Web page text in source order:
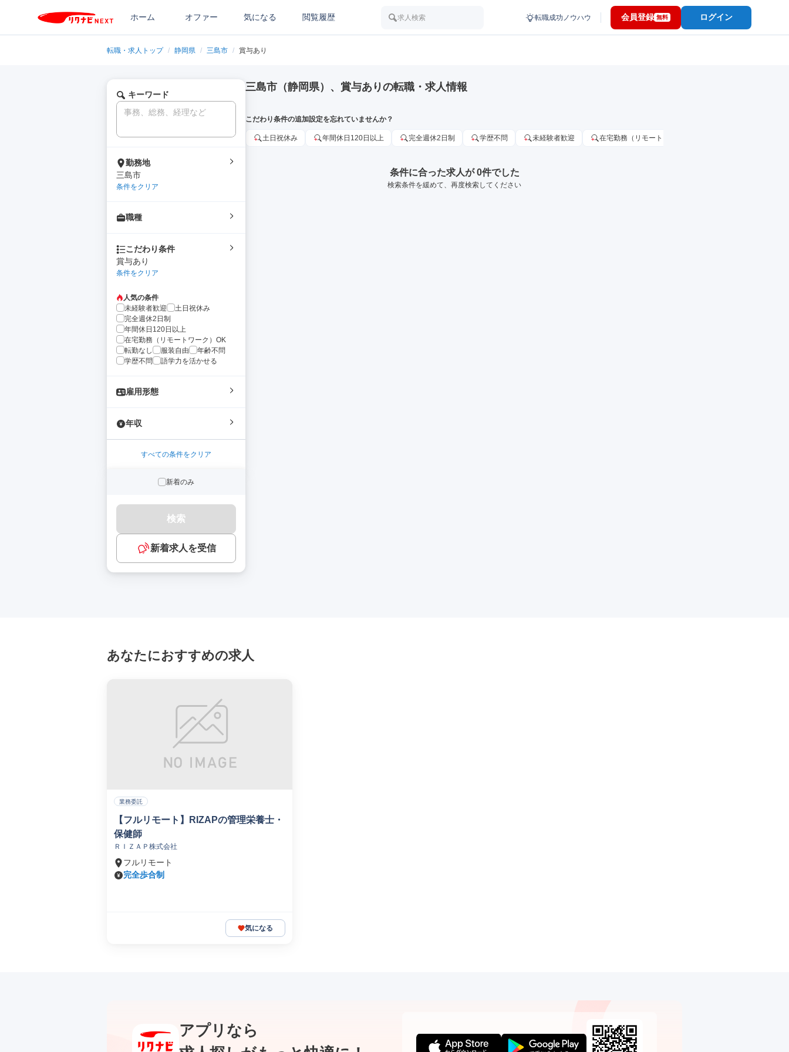
ホーム オファー 気になる 閲覧履歴 求人検索 転職成功ノウハウ 会員登録 無料 ログイン
転職・求人トップ / 静岡県 / 三島市 / 賞与あり
キーワード
勤務地
三島市
条件をクリア
職種
こだわり条件
賞与あり
条件をクリア
人気の条件
未経験者歓迎
土日祝休み
完全週休2日制
年間休日120日以上
在宅勤務（リモートワーク）OK
転勤なし
服装自由
年齢不問
学歴不問
語学力を活かせる
雇用形態
年収
すべての条件をクリア
新着のみ
検索
新着求人を受信
三島市（静岡県）、賞与ありの転職・求人情報
こだわり条件の追加設定を忘れていませんか？
土日祝休み 年間休日120日以上 完全週休2日制 学歴不問 未経験者歓迎 在宅勤務（リモートワーク）OK
条件に合った求人が 0件でした
検索条件を緩めて、再度検索してください
あなたにおすすめの求人
業務委託
【フルリモート】RIZAPの管理栄養士・
保健師
ＲＩＺＡＰ株式会社
フルリモート
完全歩合制
気になる
アプリなら